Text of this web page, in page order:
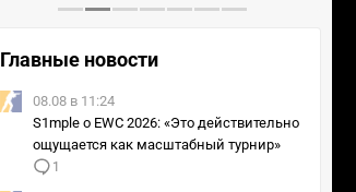
Главные новости
08.08 в 11:24
S1mple о EWC 2026: «Это действительно
ощущается как масштабный турнир»
1